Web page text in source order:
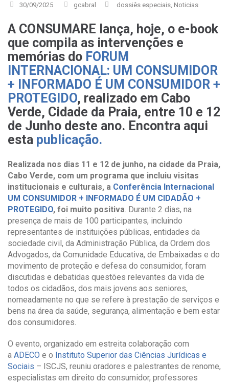
30/09/2025 gcabral dossiês especiais Noticias
A CONSUMARE lança, hoje, o e-book
que compila as intervenções e
memórias do FORUM
INTERNACIONAL: UM CONSUMIDOR
+ INFORMADO É UM CONSUMIDOR +
PROTEGIDO, realizado em Cabo
Verde, Cidade da Praia, entre 10 e 12
de Junho deste ano. Encontra aqui
esta publicação.
Realizada nos dias 11 e 12 de junho, na cidade da Praia,
Cabo Verde, com um programa que incluiu visitas
institucionais e culturais, a Conferência Internacional
UM CONSUMIDOR + INFORMADO É UM CIDADÃO +
PROTEGIDO, foi muito positiva . Durante 2 dias, na
presença de mais de 100 participantes, incluindo
representantes de instituições públicas, entidades da
sociedade civil, da Administração Pública, da Ordem dos
Advogados, da Comunidade Educativa, de Embaixadas e do
movimento de proteção e defesa do consumidor, foram
discutidas e debatidas questões relevantes da vida de
todos os cidadãos, dos mais jovens aos seniores,
nomeadamente no que se refere à prestação de serviços e
bens na área da saúde, segurança, alimentação e bem estar
dos consumidores.
O evento, organizado em estreita colaboração com
a ADECO e o Instituto Superior das Ciências Jurídicas e
Sociais – ISCJS, reuniu oradores e palestrantes de renome,
especialistas em direito do consumidor, professores